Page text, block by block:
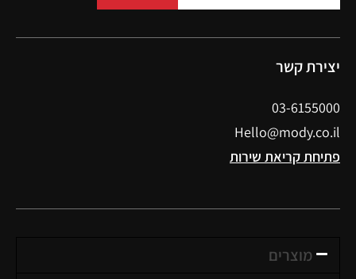
יצירת קשר
03-6155000
Hello@mody.co.il
פתיחת קריאת שירות
מוצרים